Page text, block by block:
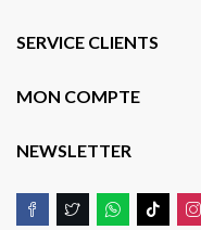
SERVICE CLIENTS
MON COMPTE
NEWSLETTER